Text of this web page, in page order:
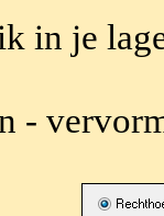
in je
-